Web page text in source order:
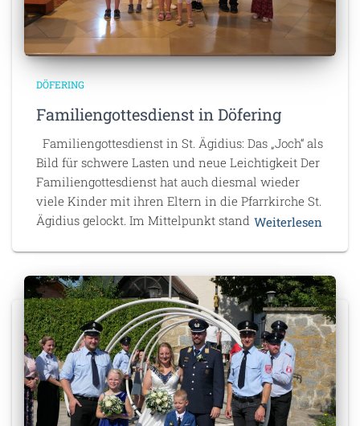
DÖFERING
Familiengottesdienst in Döfering
Familiengottesdienst in St. Ägidius: Das „Joch“ als
Bild für schwere Lasten und neue Leichtigkeit Der
Familiengottesdienst hat auch diesmal wieder
viele Kinder mit ihren Eltern in die Pfarrkirche St.
Ägidius gelockt. Im Mittelpunkt stand Weiterlesen